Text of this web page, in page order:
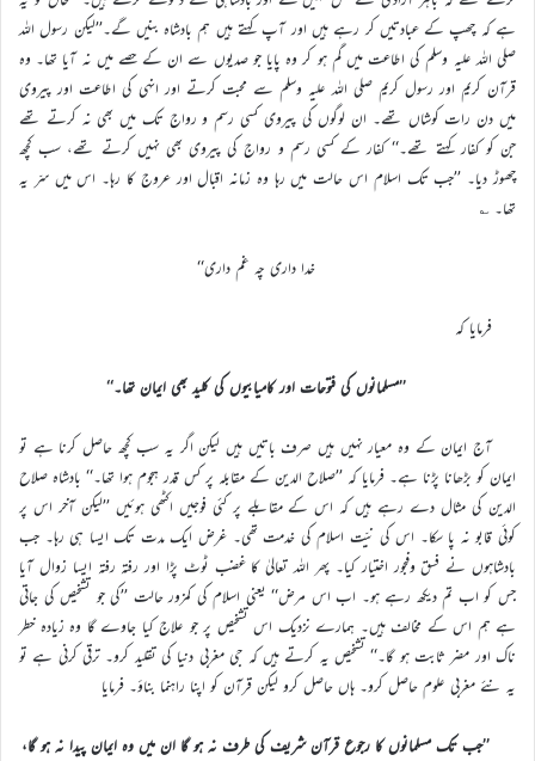
ہے کہ چھپ کے عبادتیں کر رہے ہیں اور آپ کہتے ہیں ہم بادشاہ بنیں گے۔’’لیکن رسول اللہ
صلی اللہ علیہ وسلم کی اطاعت میں گم ہو کر وہ پایا جو صدیوں سے ان کے حصے میں نہ آیا تھا۔ وہ
قرآن کریم اور رسول کریم صلی اللہ علیہ وسلم سے محبت کرتے اور انہی کی اطاعت اور پیروی
میں دن رات کوشاں تھے۔ ان لوگوں کی پیروی کسی رسم و رواج تک میں بھی نہ کرتے تھے
جن کو کفار کہتے تھے۔‘‘ کفار کے کسی رسم و رواج کی پیروی بھی نہیں کرتے تھے، سب کچھ
چھوڑ دیا۔ ’’جب تک اسلام اس حالت میں رہا وہ زمانہ اقبال اور عروج کا رہا۔ اس میں سرّ یہ
تھا۔ ؎
خدا داری چہ غم داری‘‘
فرمایا کہ
’’مسلمانوں کی فتوحات اور کامیابیوں کی کلید بھی ایمان تھا۔‘‘
آج ایمان کے وہ معیار نہیں ہیں صرف باتیں ہیں لیکن اگر یہ سب کچھ حاصل کرنا ہے تو
ایمان کو بڑھانا پڑنا ہے۔ فرمایا کہ ’’صلاح الدین کے مقابلہ پر کس قدر ہجوم ہوا تھا۔‘‘ بادشاہ صلاح
الدین کی مثال دے رہے ہیں کہ اس کے مقابلے پر کئی فوجیں اکٹھی ہوئیں ’’لیکن آخر اس پر
کوئی قابو نہ پا سکا۔ اس کی نیّت اسلام کی خدمت تھی۔ غرض ایک مدت تک ایسا ہی رہا۔ جب
بادشاہوں نے فسق وفجور اختیار کیا۔ پھر اللہ تعالیٰ کا غضب ٹوٹ پڑا اور رفتہ رفتہ ایسا زوال آیا
جس کو اب تم دیکھ رہے ہو۔ اب اس مرض‘‘ یعنی اسلام کی کمزور حالت ’’کی جو تشخیص کی جاتی
ہے ہم اس کے مخالف ہیں۔ ہمارے نزدیک اس تشخیص پر جو علاج کیا جاوے گا وہ زیادہ خطر
ناک اور مضر ثابت ہو گا۔‘‘ تشخیص یہ کرتے ہیں کہ جی مغربی دنیا کی تقلید کرو۔ ترقی کرنی ہے تو
یہ نئے مغربی علوم حاصل کرو۔ ہاں حاصل کرو لیکن قرآن کو اپنا راہنما بناؤ۔ فرمایا
’’جب تک مسلمانوں کا رجوع قرآن شریف کی طرف نہ ہو گا ان میں وہ ایمان پیدا نہ ہو گا،